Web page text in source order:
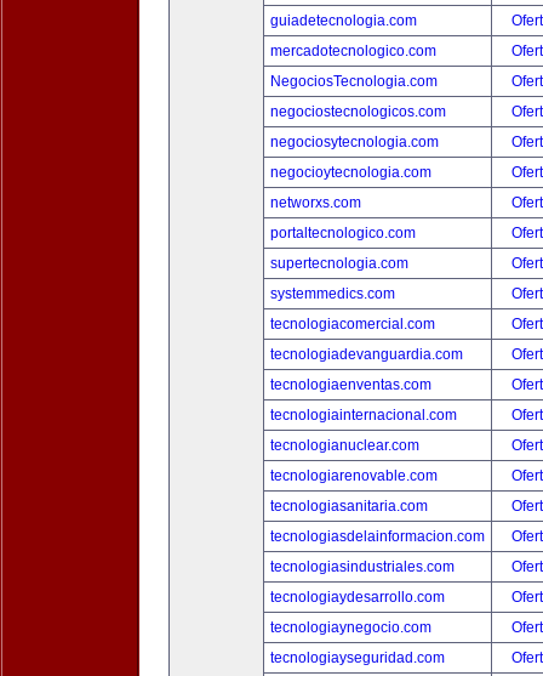
guiadetecnologia.com
mercadotecnologico.com
NegociosTecnologia.com
negociostecnologicos.com
negociosytecnologia.com
negocioytecnologia.com
networxs.com
portaltecnologico.com
supertecnologia.com
systemmedics.com
tecnologiacomercial.com
tecnologiadevanguardia.com
tecnologiaenventas.com
tecnologiainternacional.com
tecnologianuclear.com
tecnologiarenovable.com
tecnologiasanitaria.com
tecnologiasdelainformacion.com
tecnologiasindustriales.com
tecnologiaydesarrollo.com
tecnologiaynegocio.com
tecnologiayseguridad.com